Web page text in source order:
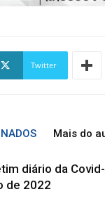
Twitter
Mais do
diário da
de 2022